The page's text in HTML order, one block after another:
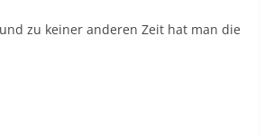
zu keiner anderen Zeit hat man die